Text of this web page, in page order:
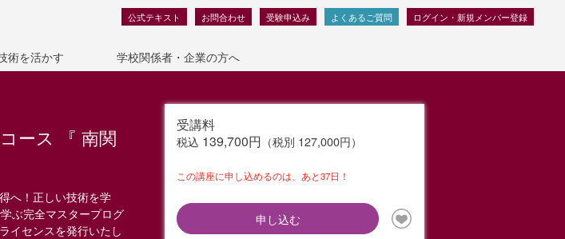
術を活かす 学校関係者・企業の方へ
公式テキスト お問合わせ 受験申込み よくあるご質問 ログイン・新規メンバー登録
ース 『 南関
へ！正しい技術を学
ぶ完全マスタープログ
イセンスを発行いたし
受講料
税込 139,700円 （税別 127,000円）
この講座に申し込めるのは、あと37日！
申し込む